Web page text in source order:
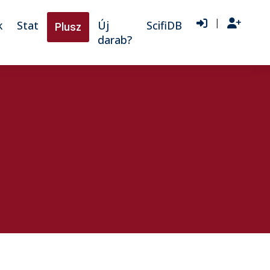
Stat Plusz
Új
darab?
ScifiDB |